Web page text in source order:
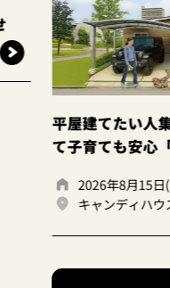
！ゆったり暮らし
屋」プランをご提
),16日(日)